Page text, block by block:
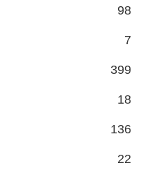
98
7
399
18
136
22